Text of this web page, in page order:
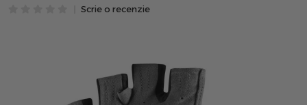
Scrie o recenzie